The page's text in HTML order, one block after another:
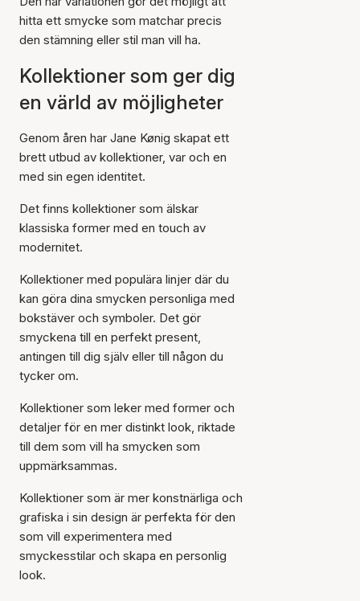
hitta ett smycke som matchar precis
den stämning eller stil man vill ha.
Kollektioner som ger dig
en värld av möjligheter
Genom åren har Jane Kønig skapat ett
brett utbud av kollektioner, var och en
med sin egen identitet.
Det finns kollektioner som älskar
klassiska former med en touch av
modernitet.
Kollektioner med populära linjer där du
kan göra dina smycken personliga med
bokstäver och symboler. Det gör
smyckena till en perfekt present,
antingen till dig själv eller till någon du
tycker om.
Kollektioner som leker med former och
detaljer för en mer distinkt look, riktade
till dem som vill ha smycken som
uppmärksammas.
Kollektioner som är mer konstnärliga och
grafiska i sin design är perfekta för den
som vill experimentera med
smyckesstilar och skapa en personlig
look.